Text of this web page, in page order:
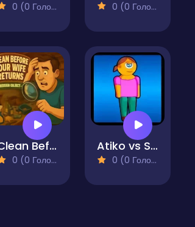
0 (0 Голосів) 0 (0 Голосів)
Clean Before Your Wife Returns - Hidden Object
0 (0 Голосів)
Atiko vs Squid
0 (0 Голосів)